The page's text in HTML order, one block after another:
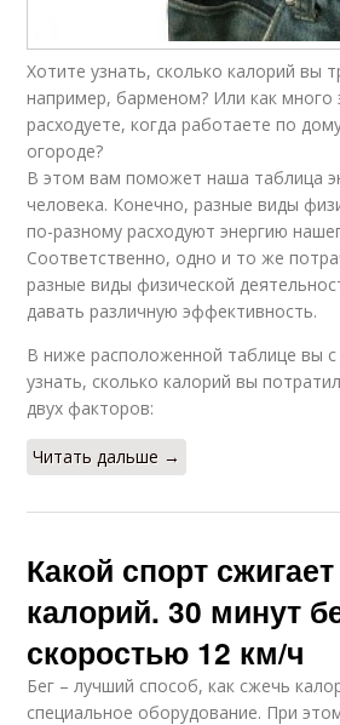
Хотите узнать, сколько калорий вы
например, барменом? Или как много
расходуете, когда работаете по
огороде?
В этом вам поможет наша таблица
человека. Конечно, разные виды
по-разному расходуют энергию
Соответственно, одно и то же
разные виды физической
давать различную эффективность.
В ниже расположенной таблице вы
узнать, сколько калорий вы
двух факторов:
Читать дальше →
Какой спорт
калорий. 30 минут
скоростью 12 км/ч
Бег – лучший способ, как сжечь
специальное оборудование. При